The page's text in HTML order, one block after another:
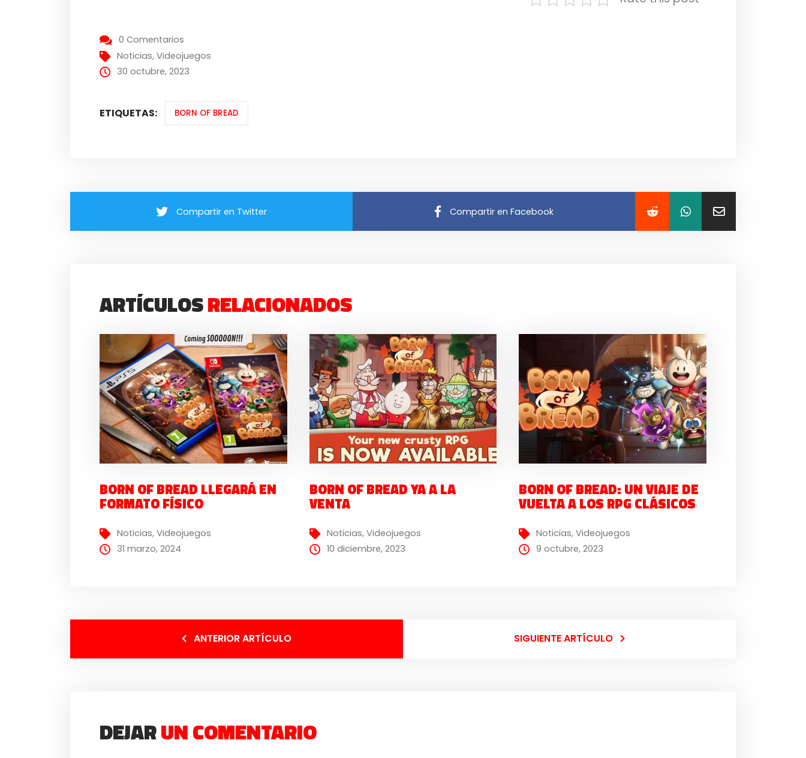
0 Comentarios
Noticias,Videojuegos
30 octubre, 2023
ETIQUETAS: BORN OF BREAD
Compartir en Twitter Compartir en Facebook
ARTÍCULOSRELACIONADOS
BORN OF BREAD LLEGARÁ EN
FORMATO FÍSICO
Noticias,Videojuegos
31 marzo, 2024
BORN OF BREAD YA A LA
VENTA
Noticias, Videojuegos
10 diciembre, 2023
BORN OF BREAD: UN VIAJE DE
VUELTA A LOS RPG CLÁSICOS
Noticias,Videojuegos
9 octubre, 2023
ANTERIOR ARTÍCULO SIGUIENTE ARTÍCULO
DEJARUN COMENTARIO